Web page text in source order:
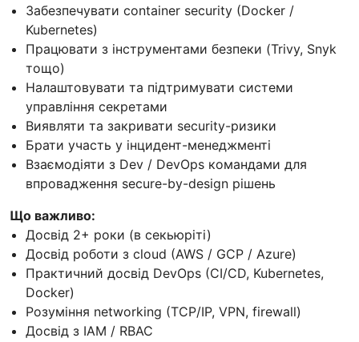
Забезпечувати container security (Docker /
Kubernetes)
Працювати з інструментами безпеки (Trivy, Snyk
тощо)
Налаштовувати та підтримувати системи
управління секретами
Виявляти та закривати security-ризики
Брати участь у інцидент-менеджменті
Взаємодіяти з Dev / DevOps командами для
впровадження secure-by-design рішень
Що важливо:
Досвід 2+ роки (в секьюріті)
Досвід роботи з cloud (AWS / GCP / Azure)
Практичний досвід DevOps (CI/CD, Kubernetes,
Docker)
Розуміння networking (TCP/IP, VPN, firewall)
Досвід з IAM / RBAC